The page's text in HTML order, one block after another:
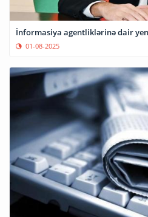
İnformasiya agentliklərinə dair
01-08-2025